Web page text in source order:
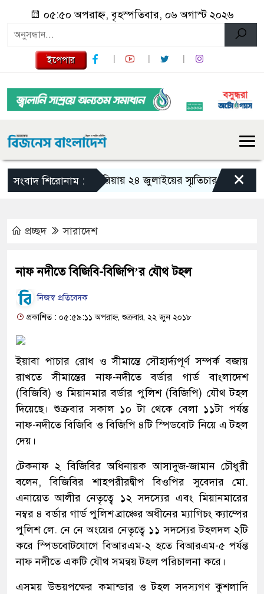
০৫:৫০ অপরাহ্ন, বৃহস্পতিবার, ০৬ অগাস্ট ২০২৬
ইপেপার
সংবাদ শিরোনাম :গজারিয়ায় ২৪ জুলাইয়ের স্মৃতিচারণ: গুমের×
প্রচ্ছদ সারাদেশ
নাফ নদীতে বিজিবি-বিজিপি’র যৌথ টহল
নিজস্ব প্রতিবেদক
প্রকাশিত : ০৫:৫৯:১১ অপরাহ্ন, শুক্রবার, ২২ জুন ২০১৮
ইয়াবা পাচার রোধ ও সীমান্তে সৌহার্দ্যপূর্ণ সম্পর্ক বজায়
রাখতে সীমান্তের নাফ-নদীতে বর্ডার গার্ড বাংলাদেশ
(বিজিবি) ও মিয়ানমার বর্ডার পুলিশ (বিজিপি) যৌথ টহল
দিয়েছে। শুক্রবার সকাল ১০ টা থেকে বেলা ১১টা পর্যন্ত
নাফ-নদীতে বিজিবি ও বিজিপি ৪টি স্পিডবোট নিয়ে এ টহল
দেয়।
টেকনাফ ২ বিজিবির অধিনায়ক আসাদুজ-জামান চৌধুরী
বলেন, বিজিবির শাহপরীরদ্বীপ বিওপির সুবেদার মো.
এনায়েত আলীর নেতৃত্বে ১২ সদস্যের এবং মিয়ানমারের
নম্বর ৪ বর্ডার গার্ড পুলিশ ব্রাঞ্চের অধীনের ম্যাগিচং ক্যাম্পের
পুলিশ লে. নে নে অংয়ের নেতৃত্বে ১১ সদস্যের টহলদল ২টি
করে স্পিডবোটযোগে বিআরএম-২ হতে বিআরএম-৫ পর্যন্ত
নাফ নদীতে একটি যৌথ সমন্বয় টহল পরিচালনা করে।
এসময় উভয়পক্ষের কমান্ডার ও টহল সদস্যগণ কুশলাদি